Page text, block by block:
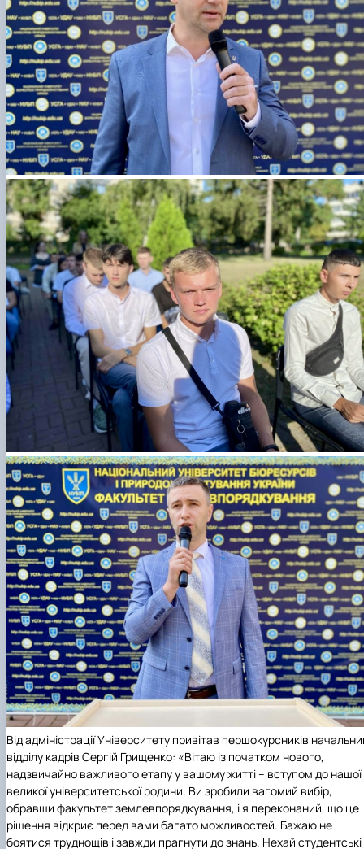
Від адміністрації Університету привітав першокурсників
відділу кадрів Сергій Грищенко: «Вітаю із початком нового,
надзвичайно важливого етапу у вашому житті – вступом до нашої
великої університетської родини. Ви зробили вагомий вибір,
обравши факультет землевпорядкування, і я переконаний, що це
рішення відкриє перед вами багато можливостей. Бажаю не
боятися труднощів і завжди прагнути до знань. Нехай студентські